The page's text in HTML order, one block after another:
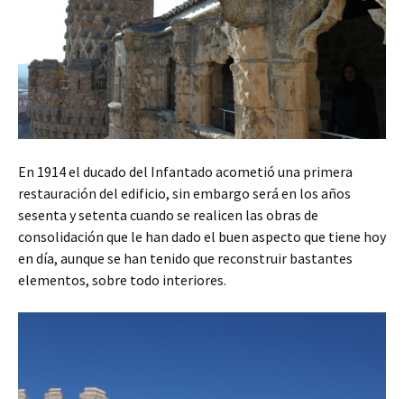
En 1914 el ducado del Infantado acometió una primera
restauración del edificio, sin embargo será en los años
sesenta y setenta cuando se realicen las obras de
consolidación que le han dado el buen aspecto que tiene hoy
en día, aunque se han tenido que reconstruir bastantes
elementos, sobre todo interiores.